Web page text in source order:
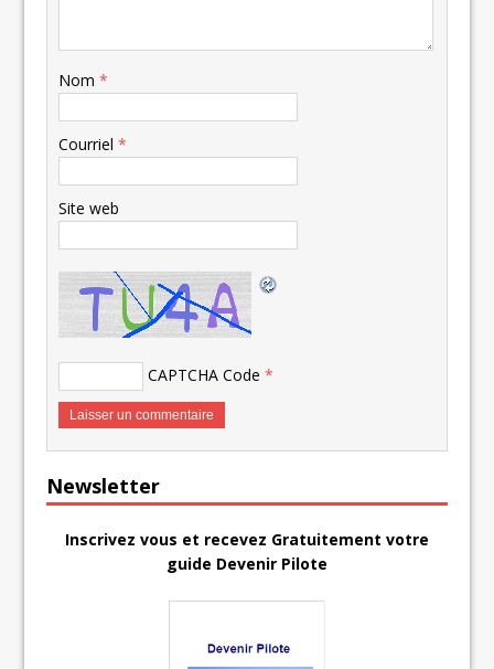
Nom*
Courriel*
Site web
CAPTCHA Code *
Newsletter
Inscrivez vous et recevez Gratuitement votre
guide Devenir Pilote